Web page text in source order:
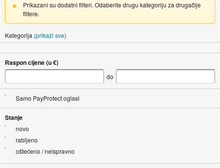
Prikazani su dodatni filteri. Odaberite drugu kategoriju za drugačije
filtere.
Kategorija (prikaži sve)
Raspon cijene (u €)
do
Samo PayProtect oglasi
Stanje
novo
rabljeno
oštećeno / neispravno